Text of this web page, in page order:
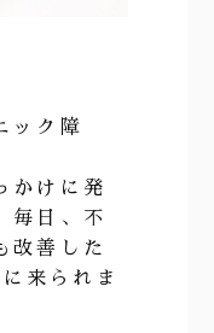
ック障
かけに発
毎日、不
改善した
来られま